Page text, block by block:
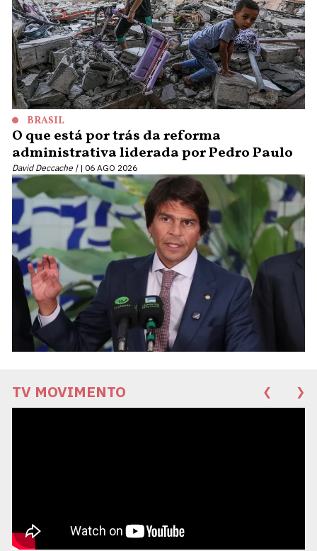
BRASIL
O que está por trás da reforma
administrativa liderada por Pedro Paulo
David Deccache | 06 AGO 2026
TV MOVIMENTO ❮ ❯